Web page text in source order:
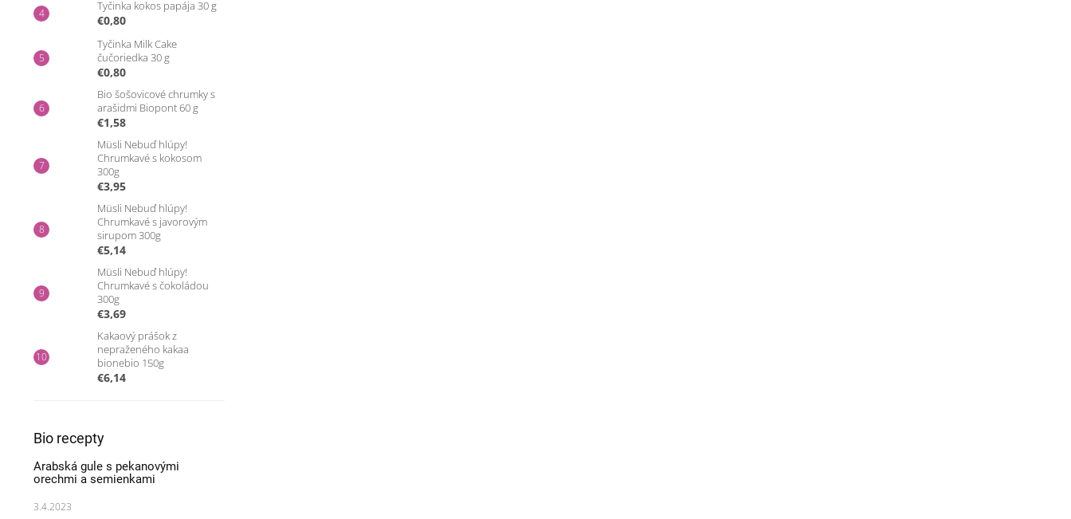
Tyčinka kokos papája 30 g
€0,80
Tyčinka Milk Cake
čučoriedka 30 g
€0,80
Bio šošovicové chrumky s
arašidmi Biopont 60 g
€1,58
Müsli Nebuď hlúpy!
Chrumkavé s kokosom
300g
€3,95
Müsli Nebuď hlúpy!
Chrumkavé s javorovým
sirupom 300g
€5,14
Müsli Nebuď hlúpy!
Chrumkavé s čokoládou
300g
€3,69
Kakaový prášok z
nepraženého kakaa
bionebio 150g
€6,14
Bio recepty
Arabská gule s pekanovými
orechmi a semienkami
3.4.2023